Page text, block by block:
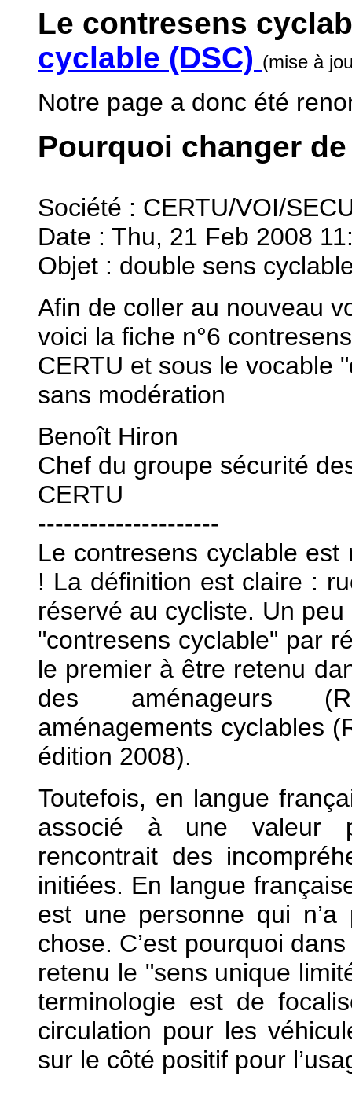
Le contresens
cyclable (DSC) (mise à
Notre page a donc été
Pourquoi changer
Société : CERTU/VOI/
Date : Thu, 21 Feb 2008
Objet : double sens
Afin de coller au nouveau
voici la fiche n°6
CERTU et sous le vocable
sans modération
Benoît Hiron
Chef du groupe sécurité
CERTU
---------------------
Le contresens cyclable
! La définition est claire :
réservé au cycliste. Un
"contresens cyclable" par
le premier à être retenu
des aménageurs
aménagements cyclables
édition 2008).
Toutefois, en langue
associé à une valeur
rencontrait des
initiées. En langue
est une personne qui
chose. C’est pourquoi
retenu le "sens unique
terminologie est de
circulation pour les
sur le côté positif pour